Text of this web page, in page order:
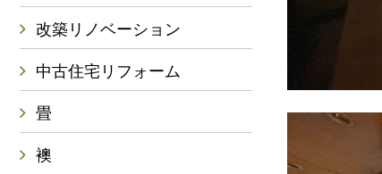
改築リノベーション
中古住宅リフォーム
畳
襖